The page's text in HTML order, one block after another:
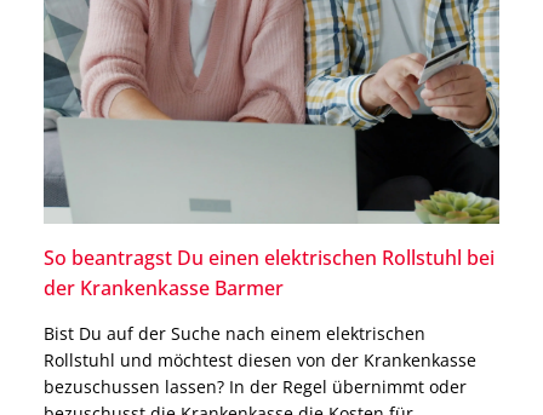
So beantragst Du einen elektrischen Rollstuhl bei
der Krankenkasse Barmer
Bist Du auf der Suche nach einem elektrischen
Rollstuhl und möchtest diesen von der Krankenkasse
bezuschussen lassen? In der Regel übernimmt oder